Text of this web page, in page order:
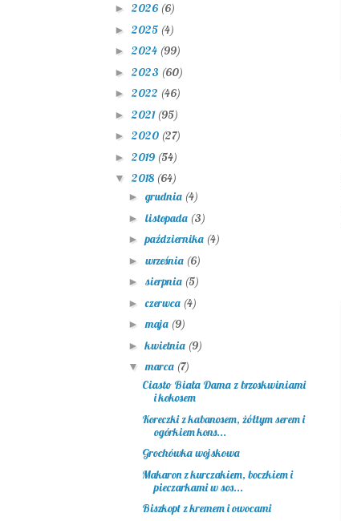
► 2026 (6)
► 2025 (4)
► 2024 (99)
► 2023 (60)
► 2022 (46)
► 2021 (95)
► 2020 (27)
► 2019 (54)
▼ 2018 (64)
► grudnia (4)
► listopada (3)
►października (4)
► września (6)
► sierpnia (5)
►czerwca (4)
►maja (9)
►kwietnia (9)
▼marca (7)
Ciasto Biała Dama z brzoskwiniami
i kokosem
Koreczki z kabanosem, żółtym serem i
ogórkiem kons...
Grochówka wojskowa
Makaron z kurczakiem, boczkiem i
pieczarkami w sos...
Biszkopt z kremem i owocami